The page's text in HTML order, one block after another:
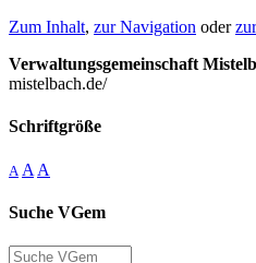
Zum Inhalt, zur Navigation oder
Verwaltungsgemeinschaft
mistelbach.de/
Schriftgröße
A A A
Suche VGem